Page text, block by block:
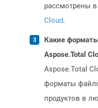
рассмотрены в
Cloud.
Какие
Aspose.Total
Aspose.Total
форматы
продуктов в